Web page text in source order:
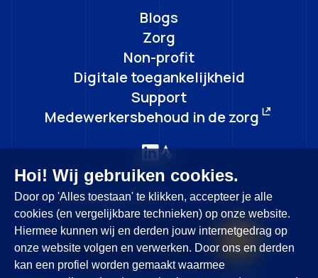
Blogs
Zorg
Non-profit
Digitale toegankelijkheid
Support
Medewerkersbehoud in de zorg
Blijf op de hoogte
Hoi! Wij gebruiken cookies.
Door op 'Alles toestaan' te klikken, accepteer je alle
cookies (en vergelijkbare technieken) op onze website.
Hiermee kunnen wij en derden jouw internetgedrag op
onze website volgen en verwerken. Door ons en derden
kan een profiel worden gemaakt waarmee